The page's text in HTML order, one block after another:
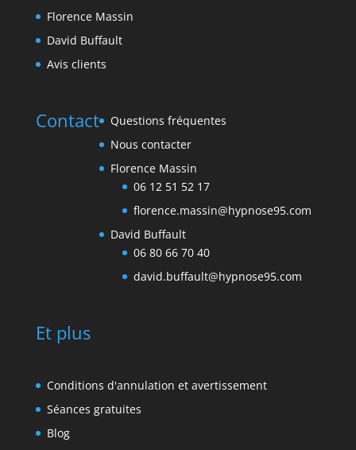
Florence Massin
David Buffault
Avis clients
Contact
Questions fréquentes
Nous contacter
Florence Massin
06 12 51 52 17
florence.massin@hypnose95.com
David Buffault
06 80 66 70 40
david.buffault@hypnose95.com
Et plus
Conditions d'annulation et avertissement
Séances gratuites
Blog